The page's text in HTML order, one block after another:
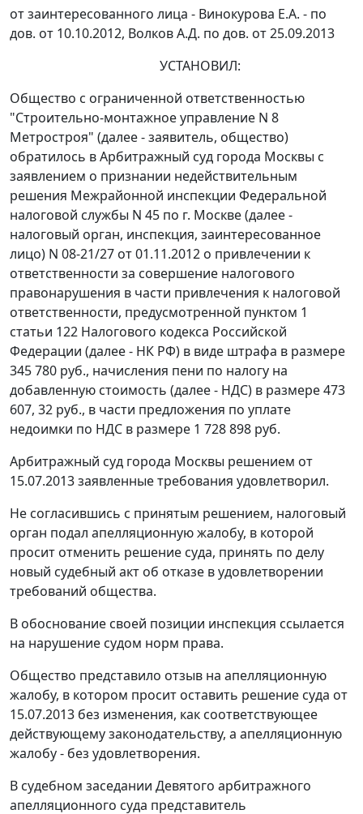
от заинтересованного лица - Винокурова Е.А. - по
дов. от 10.10.2012, Волков А.Д. по дов. от 25.09.2013
УСТАНОВИЛ:
Общество с ограниченной ответственностью
"Строительно-монтажное управление N 8
Метростроя" (далее - заявитель, общество)
обратилось в Арбитражный суд города Москвы с
заявлением о признании недействительным
решения Межрайонной инспекции Федеральной
налоговой службы N 45 по г. Москве (далее -
налоговый орган, инспекция, заинтересованное
лицо) N 08-21/27 от 01.11.2012 о привлечении к
ответственности за совершение налогового
правонарушения в части привлечения к налоговой
ответственности, предусмотренной пунктом 1
статьи 122 Налогового кодекса Российской
Федерации (далее - НК РФ) в виде штрафа в размере
345 780 руб., начисления пени по налогу на
добавленную стоимость (далее - НДС) в размере 473
607, 32 руб., в части предложения по уплате
недоимки по НДС в размере 1 728 898 руб.
Арбитражный суд города Москвы решением от
15.07.2013 заявленные требования удовлетворил.
Не согласившись с принятым решением, налоговый
орган подал апелляционную жалобу, в которой
просит отменить решение суда, принять по делу
новый судебный акт об отказе в удовлетворении
требований общества.
В обоснование своей позиции инспекция ссылается
на нарушение судом норм права.
Общество представило отзыв на апелляционную
жалобу, в котором просит оставить решение суда от
15.07.2013 без изменения, как соответствующее
действующему законодательству, а апелляционную
жалобу - без удовлетворения.
В судебном заседании Девятого арбитражного
апелляционного суда представитель